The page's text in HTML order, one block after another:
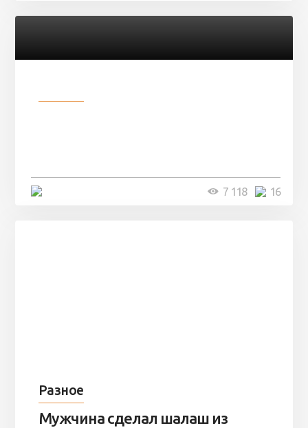
16
7 118
Разное
Мужчина сделал шалаш из